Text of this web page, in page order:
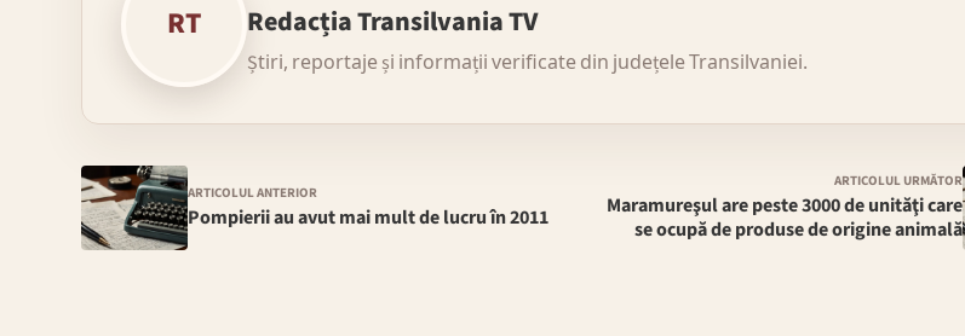
RT Redacția Transilvania TV
Știri, reportaje și informații verificate din județele Transilvaniei.
ARTICOLUL ANTERIOR
Pompierii au avut mai mult de lucru în 2011
ARTICOLUL URMĂTOR
Maramureşul are peste 3000 de unităţi care
se ocupă de produse de origine animală